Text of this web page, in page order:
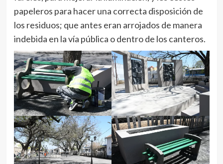
papeleros para hacer una correcta disposición de
los residuos; que antes eran arrojados de manera
indebida en la vía pública o dentro de los canteros.